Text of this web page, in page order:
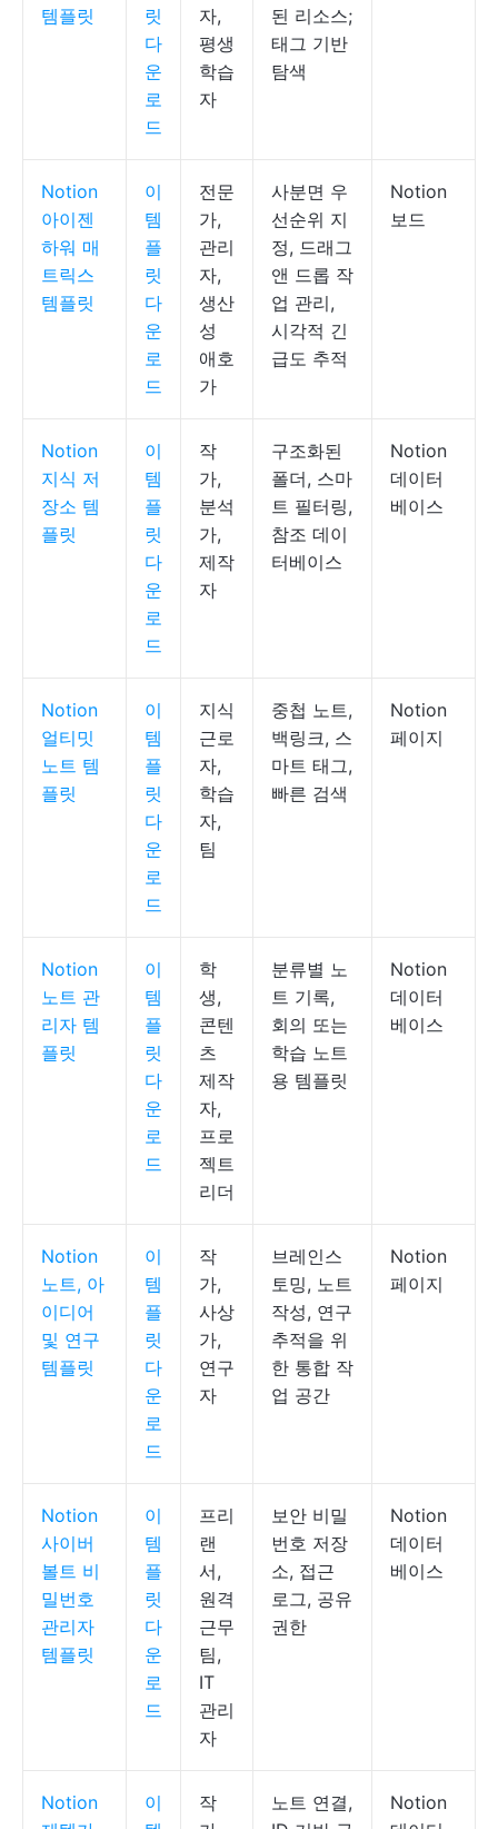
템플릿
릿
다
운
로
드
자,
평생
학습
자
된 리소스;
태그 기반
탐색
Notion
아이젠
하워 매
트릭스
템플릿
이
템
플
릿
다
운
로
드
전문
가,
관리
자,
생산
성
애호
가
사분면 우
선순위 지
정, 드래그
앤 드롭 작
업 관리,
시각적 긴
급도 추적
Notion
보드
Notion
지식 저
장소 템
플릿
이
템
플
릿
다
운
로
드
작
가,
분석
가,
제작
자
구조화된
폴더, 스마
트 필터링,
참조 데이
터베이스
Notion
데이터
베이스
Notion
얼티밋
노트 템
플릿
이
템
플
릿
다
운
로
드
지식
근로
자,
학습
자,
팀
중첩 노트,
백링크, 스
마트 태그,
빠른 검색
Notion
페이지
Notion
노트 관
리자 템
플릿
이
템
플
릿
다
운
로
드
학
생,
콘텐
츠
제작
자,
프로
젝트
리더
분류별 노
트 기록,
회의 또는
학습 노트
용 템플릿
Notion
데이터
베이스
Notion
노트, 아
이디어
및 연구
템플릿
이
템
플
릿
다
운
로
드
작
가,
사상
가,
연구
자
브레인스
토밍, 노트
작성, 연구
추적을 위
한 통합 작
업 공간
Notion
페이지
Notion
사이버
볼트 비
밀번호
관리자
템플릿
이
템
플
릿
다
운
로
드
프리
랜
서,
원격
근무
팀,
IT
관리
자
보안 비밀
번호 저장
소, 접근
로그, 공유
권한
Notion
데이터
베이스
Notion
이
작
노트 연결,
Notion